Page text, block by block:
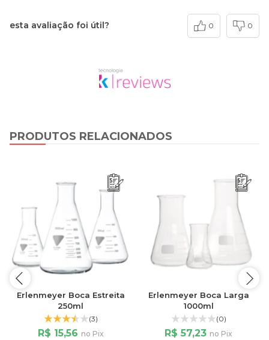
esta avaliação foi útil? 0 0
PRODUTOS RELACIONADOS
Erlenmeyer Boca Estreita
250ml
(3)
R$ 15,56 no Pix
Erlenmeyer Boca Larga
1000ml
(0)
R$ 57,23 no Pix